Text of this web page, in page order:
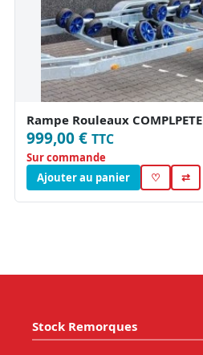
Rampe Rouleaux COMPLPETE
999,00 € TTC
Sur commande
Ajouter au panier
♡ ⇄
Stock Remorques